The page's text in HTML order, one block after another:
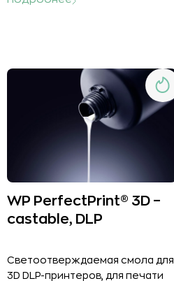
WP PerfectPrint® 3D –
castable, DLP
Светоотверждаемая смола для
3D DLP-принтеров, для печати